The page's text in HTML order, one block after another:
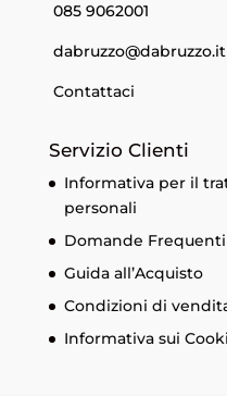
085 9062001
dabruzzo@dabruzzo.it
Contattaci
Servizio Clienti
Informativa per il
personali
Domande Frequenti
Guida all’Acquisto
Condizioni di
Informativa sui